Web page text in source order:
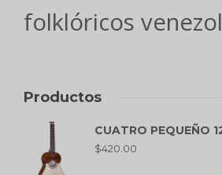
folklóricos
Productos
CUATRO PEQUEÑO
$420.00